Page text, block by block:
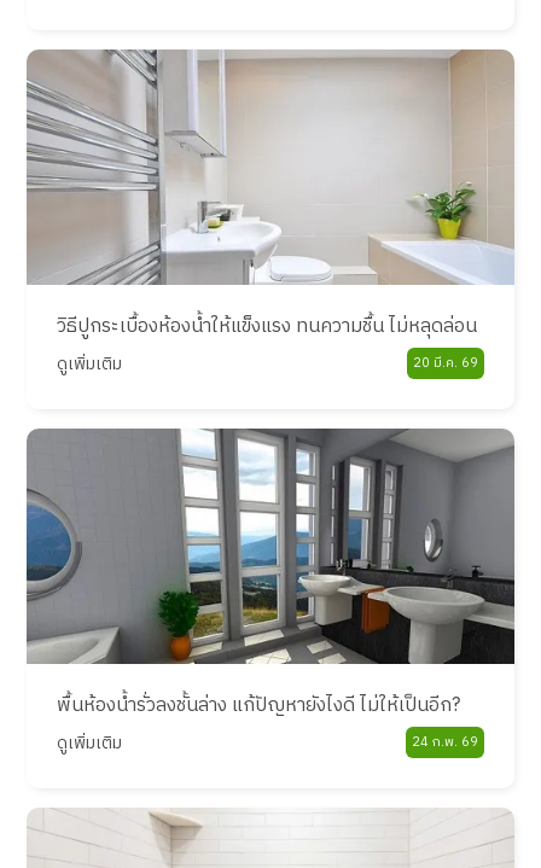
วิธีปูกระเบื้องห้องน้ำให้แข็งแรง ทนความชื้น ไม่หลุดล่อน
ดูเพิ่มเติม 20 มี.ค. 69
พื้นห้องน้ำรั่วลงชั้นล่าง แก้ปัญหายังไงดี ไม่ให้เป็นอีก?
ดูเพิ่มเติม 24 ก.พ. 69